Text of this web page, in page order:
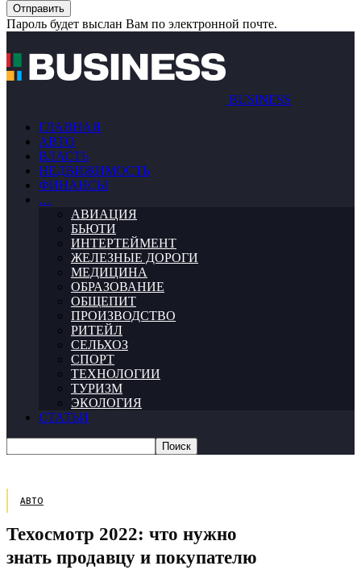
Пароль будет выслан Вам по электронной почте.
BUSINESS
ГЛАВНАЯ
АВТО
ВЛАСТЬ
НЕДВИЖИМОСТЬ
ФИНАНСЫ
…
АВИАЦИЯ
БЬЮТИ
ИНТЕРТЕЙМЕНТ
ЖЕЛЕЗНЫЕ ДОРОГИ
МЕДИЦИНА
ОБРАЗОВАНИЕ
ОБЩЕПИТ
ПРОИЗВОДСТВО
РИТЕЙЛ
СЕЛЬХОЗ
СПОРТ
ТЕХНОЛОГИИ
ТУРИЗМ
ЭКОЛОГИЯ
СТАТЬИ
АВТО
Техосмотр 2022: что нужно
знать продавцу и покупателю